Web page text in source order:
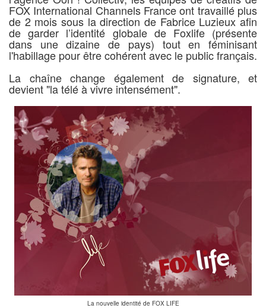
FOX International Channels France ont travaillé plus
de 2 mois sous la direction de Fabrice Luzieux afin
de garder l’identité globale de Foxlife (présente
dans une dizaine de pays) tout en féminisant
l'habillage pour être cohérent avec le public français.
La chaîne change également de signature, et
devient "la télé à vivre intensément".
La nouvelle identité de FOX LIFE